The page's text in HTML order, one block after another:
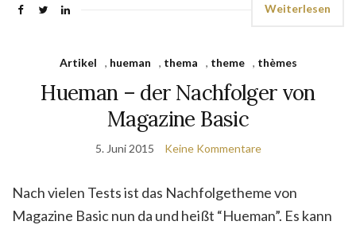
Weiterlesen
Artikel , hueman , thema , theme , thèmes
Hueman – der Nachfolger von
Magazine Basic
5. Juni 2015 Keine Kommentare
Nach vielen Tests ist das Nachfolgetheme von
Magazine Basic nun da und heißt “Hueman”. Es kann